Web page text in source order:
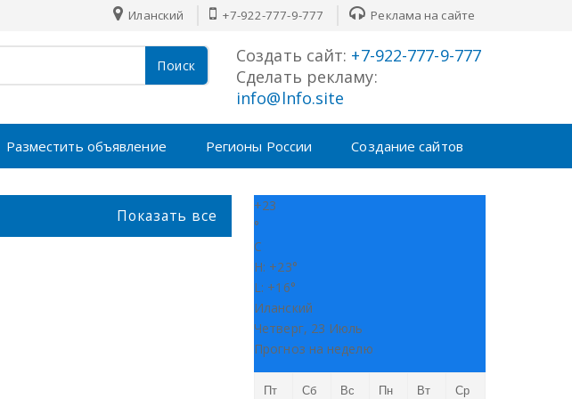
Иланский +7-922-777-9-777 Реклама на сайте
Поиск Создать сайт: +7-922-777-9-777
Сделать рекламу:
info@lnfo.site
Разместить объявление Регионы России Создание сайтов
Показать все
+23
°
C
H: +23°
L: +16°
Иланский
Четверг, 23 Июль
Прогноз на неделю
Пт Сб Вс Пн Вт Ср